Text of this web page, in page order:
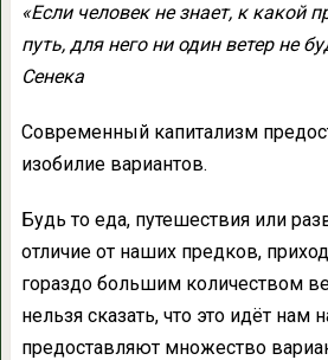
«Если человек не знает, к какой
путь, для него ни один ветер не
Сенека
Современный капитализм
изобилие вариантов.
Будь то еда, путешествия или
отличие от наших предков,
гораздо большим количеством
нельзя сказать, что это идёт нам
предоставляют множество